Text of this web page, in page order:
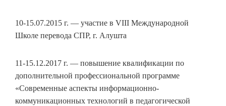
10-15.07.2015 г. — участие в VIII Международной
Школе перевода СПР, г. Алушта
11-15.12.2017 г. — повышение квалификации по
дополнительной профессиональной программе
«Современные аспекты информационно-
коммуникационных технологий в педагогической